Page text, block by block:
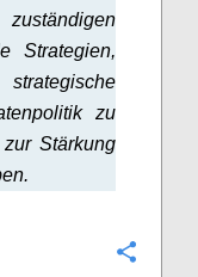
Strategien,
zu
Stärkung